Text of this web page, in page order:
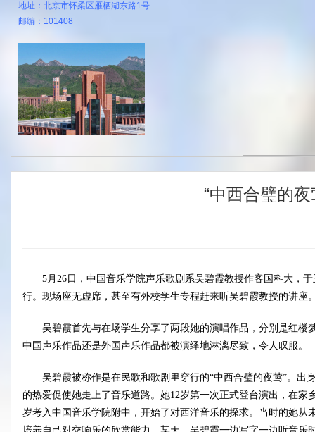
地址：北京市怀柔区雁栖湖东路1号
邮编：101408
“中西合璧的
5月26日，中国音乐学院声乐歌剧系吴碧霞教授作客国科大，
行。现场座无虚席，甚至有外校学生专程赶来听吴碧霞教授的讲座
吴碧霞首先与在场学生分享了两段她的演唱作品，分别是红
中国声乐作品还是外国声乐作品都被演绎地淋漓尽致，令人叹服。
吴碧霞被称作是在民歌和歌剧里穿行的“中西合璧的夜莺”。
的热爱促使她走上了音乐道路。她12岁第一次正式登台演出，在
岁考入中国音乐学院附中，开始了对西洋音乐的探求。当时的她